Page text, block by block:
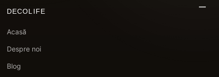
DECOLIFE
Acasă
Despre noi
Blog